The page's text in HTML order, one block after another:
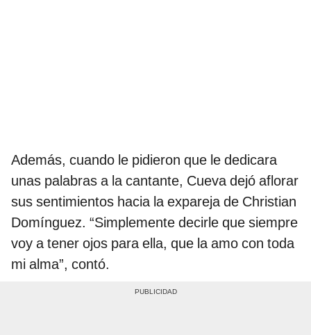
Además, cuando le pidieron que le dedicara
unas palabras a la cantante, Cueva dejó aflorar
sus sentimientos hacia la expareja de Christian
Domínguez. “Simplemente decirle que siempre
voy a tener ojos para ella, que la amo con toda
mi alma”, contó.